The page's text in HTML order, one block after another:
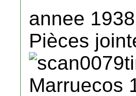
annee 1938
Pièces